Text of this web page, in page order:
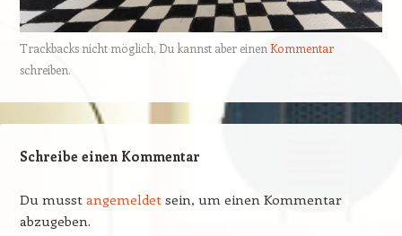
Trackbacks nicht möglich, Du kannst aber einen Kommentar
schreiben.
Schreibe einen Kommentar
Du musst angemeldet sein, um einen Kommentar
abzugeben.